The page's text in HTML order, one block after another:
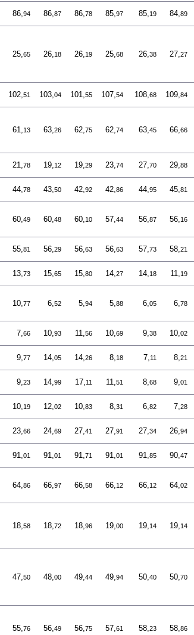
86,94 86,87 86,78 85,97 85, 19 84,89
25,65 26, 18 26, 19 25,68 26,38 27,27
102,51 103,04 101,55 107,54 108,68 109,84
61, 13 63,26 62,75 62,74 63,45 66,66
21,78 19, 12 19,29 23,74 27,70 29,88
44,78 43,50 42,92 42,86 44,95 45,81
60,49 60,48 60, 10 57,44 56,87 56, 16
55,81 56,29 56,63 56,63 57,73 58,21
13,73 15,65 15,80 14,27 14, 18 11, 19
10,77 6,52 5,94 5,88 6,05 6,78
7,66 10,93 11,56 10,69 9,38 10,02
9,77 14,05 14,26 8, 18 7, 11 8,21
9,23 14,99 17, 11 11,51 8,68 9,01
10, 19 12,02 10,83 8,31 6,82 7,28
23,66 24,69 27,41 27,91 27,34 26,94
91,01 91,01 91,71 91,01 91,85 90,47
64,86 66,97 66,58 66, 12 66, 12 64,02
18,58 18,72 18,96 19,00 19, 14 19, 14
47,50 48,00 49,44 49,94 50,40 50,70
55,76 56,49 56,75 57,61 58,23 58,86